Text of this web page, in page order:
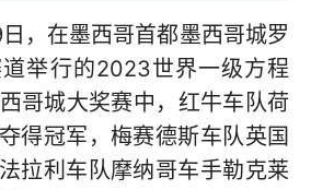
，在墨西哥首都墨西哥城罗
举行的2023世界一级方程
哥城大奖赛中，红牛车队荷
得冠军，梅赛德斯车队英国
拉利车队摩纳哥车手勒克莱